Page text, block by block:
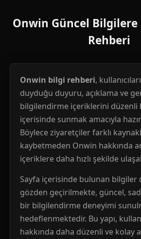
Onwin Güncel Bilgilere
Rehberi
Onwin bilgi rehberi,
duyduğu duyuru, açıklama ve
bilgilendirme içeriklerini düzenli
içerisinde sunmak amacıyla
Böylece ziyaretçiler farklı
kaybetmeden Onwin hakkında
içeriklere daha hızlı şekilde
Sayfa içerisinde bulunan bilgiler
gözden geçirilmekte, güncel,
bir bilgilendirme deneyimi
hedeflenmektedir. Bu yapı,
hakkında daha düzenli ve kolay